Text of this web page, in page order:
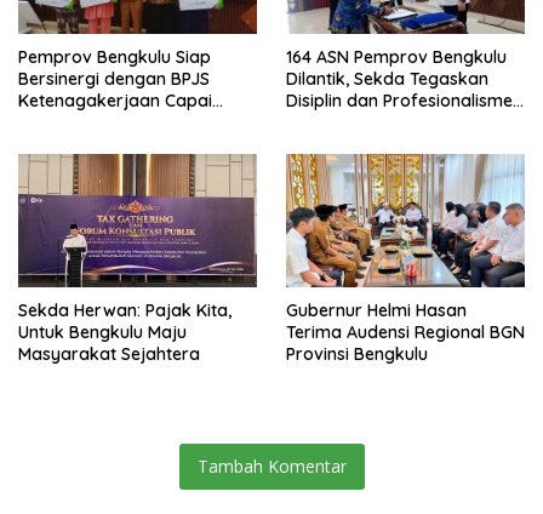
Pemprov Bengkulu Siap
Bersinergi dengan BPJS
Ketenagakerjaan Capai
164 ASN Pemprov Bengkulu
Dilantik, Sekda Tegaskan
Disiplin dan Profesionalisme
Sekda Herwan: Pajak Kita,
Untuk Bengkulu Maju
Masyarakat Sejahtera
Gubernur Helmi Hasan
Terima Audensi Regional BGN
Provinsi Bengkulu
Tambah Komentar